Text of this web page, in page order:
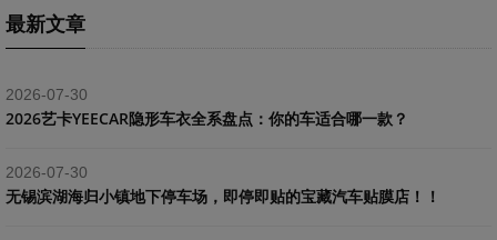
最新文章
2026-07-30
2026艺卡YEECAR隐形车衣全系盘点：你的车适合哪一款？
2026-07-30
​无锡滨湖海归小镇地下停车场，即停即贴的宝藏汽车贴膜店！！